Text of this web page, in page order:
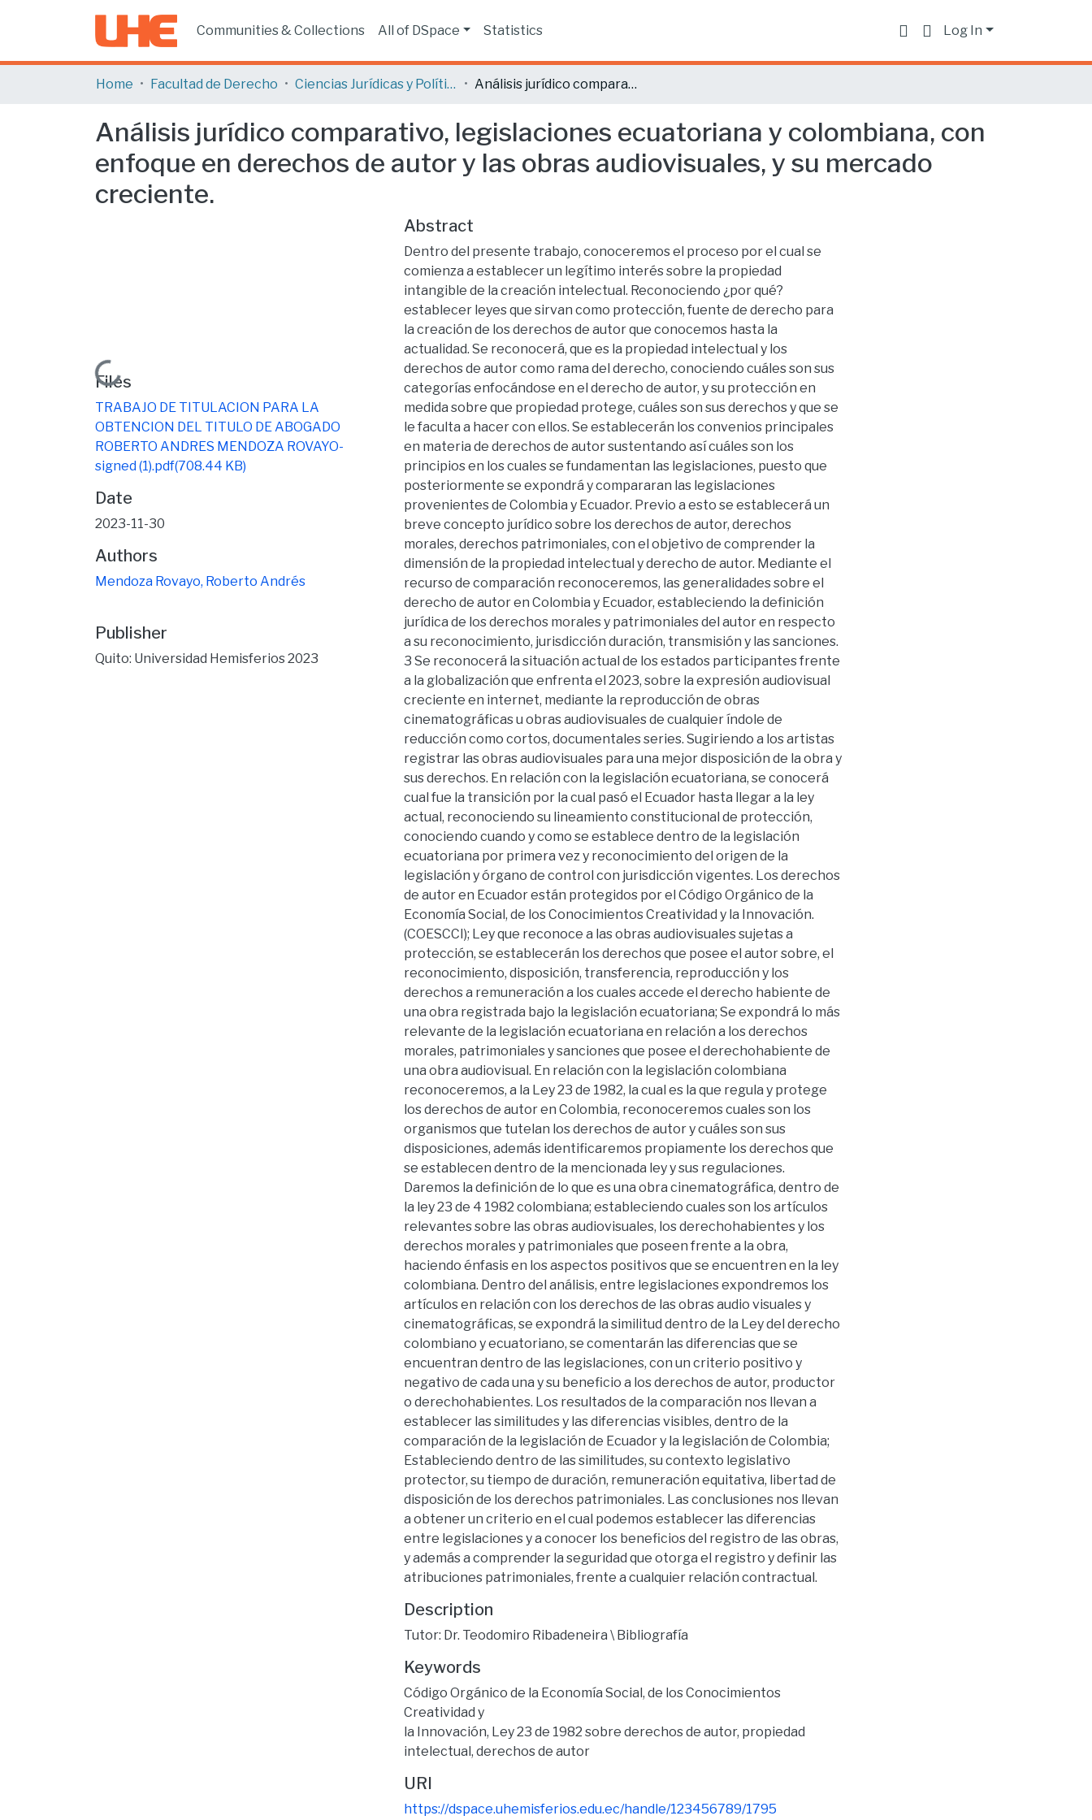
Communities & Collections All of DSpace Statistics Log In
Home Facultad de Derecho Ciencias Jurídicas y Políticas Análisis jurídico comparativo, legislaciones ecuatoriana y colombiana, con enfoque en derechos de autor y las obras audiovisuales, y su mercado creciente.
Análisis jurídico comparativo, legislaciones ecuatoriana y colombiana, con
enfoque en derechos de autor y las obras audiovisuales, y su mercado
creciente.
Loading...
Files
TRABAJO DE TITULACION PARA LA
OBTENCION DEL TITULO DE ABOGADO
ROBERTO ANDRES MENDOZA ROVAYO-
signed (1).pdf(708.44 KB)
Date
2023-11-30
Authors
Mendoza Rovayo, Roberto Andrés
Publisher
Quito: Universidad Hemisferios 2023
Abstract
Dentro del presente trabajo, conoceremos el proceso por el cual se
comienza a establecer un legítimo interés sobre la propiedad
intangible de la creación intelectual. Reconociendo ¿por qué?
establecer leyes que sirvan como protección, fuente de derecho para
la creación de los derechos de autor que conocemos hasta la
actualidad. Se reconocerá, que es la propiedad intelectual y los
derechos de autor como rama del derecho, conociendo cuáles son sus
categorías enfocándose en el derecho de autor, y su protección en
medida sobre que propiedad protege, cuáles son sus derechos y que se
le faculta a hacer con ellos. Se establecerán los convenios principales
en materia de derechos de autor sustentando así cuáles son los
principios en los cuales se fundamentan las legislaciones, puesto que
posteriormente se expondrá y compararan las legislaciones
provenientes de Colombia y Ecuador. Previo a esto se establecerá un
breve concepto jurídico sobre los derechos de autor, derechos
morales, derechos patrimoniales, con el objetivo de comprender la
dimensión de la propiedad intelectual y derecho de autor. Mediante el
recurso de comparación reconoceremos, las generalidades sobre el
derecho de autor en Colombia y Ecuador, estableciendo la definición
jurídica de los derechos morales y patrimoniales del autor en respecto
a su reconocimiento, jurisdicción duración, transmisión y las sanciones.
3 Se reconocerá la situación actual de los estados participantes frente
a la globalización que enfrenta el 2023, sobre la expresión audiovisual
creciente en internet, mediante la reproducción de obras
cinematográficas u obras audiovisuales de cualquier índole de
reducción como cortos, documentales series. Sugiriendo a los artistas
registrar las obras audiovisuales para una mejor disposición de la obra y
sus derechos. En relación con la legislación ecuatoriana, se conocerá
cual fue la transición por la cual pasó el Ecuador hasta llegar a la ley
actual, reconociendo su lineamiento constitucional de protección,
conociendo cuando y como se establece dentro de la legislación
ecuatoriana por primera vez y reconocimiento del origen de la
legislación y órgano de control con jurisdicción vigentes. Los derechos
de autor en Ecuador están protegidos por el Código Orgánico de la
Economía Social, de los Conocimientos Creatividad y la Innovación.
(COESCCI); Ley que reconoce a las obras audiovisuales sujetas a
protección, se establecerán los derechos que posee el autor sobre, el
reconocimiento, disposición, transferencia, reproducción y los
derechos a remuneración a los cuales accede el derecho habiente de
una obra registrada bajo la legislación ecuatoriana; Se expondrá lo más
relevante de la legislación ecuatoriana en relación a los derechos
morales, patrimoniales y sanciones que posee el derechohabiente de
una obra audiovisual. En relación con la legislación colombiana
reconoceremos, a la Ley 23 de 1982, la cual es la que regula y protege
los derechos de autor en Colombia, reconoceremos cuales son los
organismos que tutelan los derechos de autor y cuáles son sus
disposiciones, además identificaremos propiamente los derechos que
se establecen dentro de la mencionada ley y sus regulaciones.
Daremos la definición de lo que es una obra cinematográfica, dentro de
la ley 23 de 4 1982 colombiana; estableciendo cuales son los artículos
relevantes sobre las obras audiovisuales, los derechohabientes y los
derechos morales y patrimoniales que poseen frente a la obra,
haciendo énfasis en los aspectos positivos que se encuentren en la ley
colombiana. Dentro del análisis, entre legislaciones expondremos los
artículos en relación con los derechos de las obras audio visuales y
cinematográficas, se expondrá la similitud dentro de la Ley del derecho
colombiano y ecuatoriano, se comentarán las diferencias que se
encuentran dentro de las legislaciones, con un criterio positivo y
negativo de cada una y su beneficio a los derechos de autor, productor
o derechohabientes. Los resultados de la comparación nos llevan a
establecer las similitudes y las diferencias visibles, dentro de la
comparación de la legislación de Ecuador y la legislación de Colombia;
Estableciendo dentro de las similitudes, su contexto legislativo
protector, su tiempo de duración, remuneración equitativa, libertad de
disposición de los derechos patrimoniales. Las conclusiones nos llevan
a obtener un criterio en el cual podemos establecer las diferencias
entre legislaciones y a conocer los beneficios del registro de las obras,
y además a comprender la seguridad que otorga el registro y definir las
atribuciones patrimoniales, frente a cualquier relación contractual.
Description
Tutor: Dr. Teodomiro Ribadeneira \ Bibliografía
Keywords
Código Orgánico de la Economía Social, de los Conocimientos
Creatividad y
la Innovación, Ley 23 de 1982 sobre derechos de autor, propiedad
intelectual, derechos de autor
URI
https://dspace.uhemisferios.edu.ec/handle/123456789/1795